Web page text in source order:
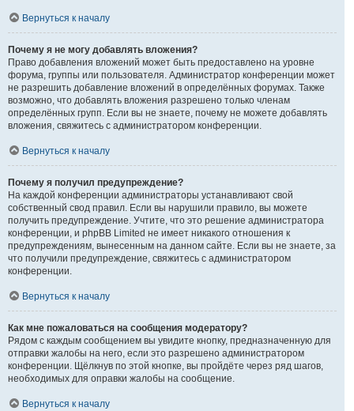
Вернуться к началу
Почему я не могу добавлять вложения?
Право добавления вложений может быть предоставлено на уровне
форума, группы или пользователя. Администратор конференции может
не разрешить добавление вложений в определённых форумах. Также
возможно, что добавлять вложения разрешено только членам
определённых групп. Если вы не знаете, почему не можете добавлять
вложения, свяжитесь с администратором конференции.
Вернуться к началу
Почему я получил предупреждение?
На каждой конференции администраторы устанавливают свой
собственный свод правил. Если вы нарушили правило, вы можете
получить предупреждение. Учтите, что это решение администратора
конференции, и phpBB Limited не имеет никакого отношения к
предупреждениям, вынесенным на данном сайте. Если вы не знаете, за
что получили предупреждение, свяжитесь с администратором
конференции.
Вернуться к началу
Как мне пожаловаться на сообщения модератору?
Рядом с каждым сообщением вы увидите кнопку, предназначенную для
отправки жалобы на него, если это разрешено администратором
конференции. Щёлкнув по этой кнопке, вы пройдёте через ряд шагов,
необходимых для оправки жалобы на сообщение.
Вернуться к началу